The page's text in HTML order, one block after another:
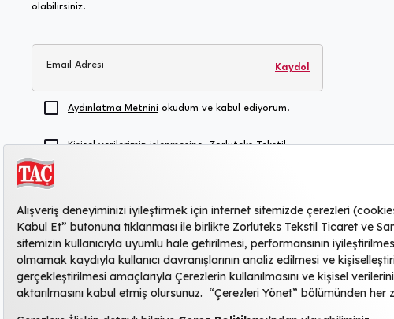
olabilirsiniz.
Email Adresi Kaydol
Aydınlatma Metnini okudum ve kabul ediyorum.
Kişisel verilerimin işlenmesine, Zorluteks Tekstil
kullanılmasına, saklanmasına ve yurtdışı ve/veya
yurtiçi hizmet sağlayıcı üçüncü kişilerle paylaşılmasına
açık rıza veriyorum .